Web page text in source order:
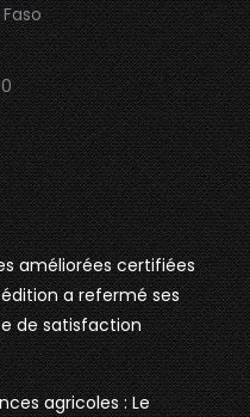
améliorées certifiées
édition a refermé ses
de satisfaction
agricoles : Le